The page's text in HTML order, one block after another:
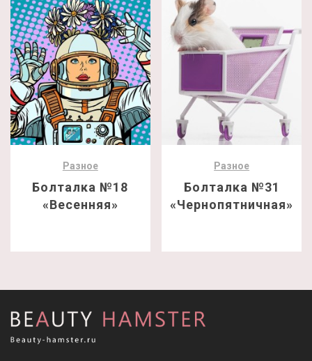
Разное
Болталка №18
«Весенняя»
Разное
Болталка №31
«Чернопятничная»